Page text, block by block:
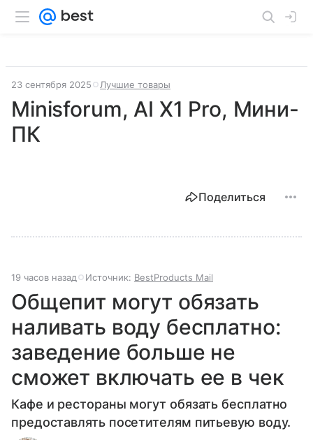
23 сентября 2025 Лучшие товары
Minisforum, AI X1 Pro, Мини-
ПК
Поделиться
19 часов назад Источник: BestProducts Mail
Общепит могут обязать
наливать воду бесплатно:
заведение больше не
сможет включать ее в чек
Кафе и рестораны могут обязать бесплатно
предоставлять посетителям питьевую воду.